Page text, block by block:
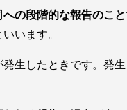
への段階的な報告のこと
います。
生したときです。発